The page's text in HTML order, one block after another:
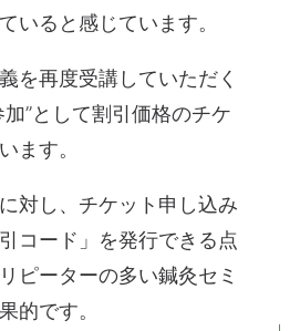
いると感じています。
を再度受講していただく
”として割引価格のチケ
ます。
対し、チケット申し込み
コード」 を発行できる点
ピーターの多い鍼灸セミ
的です。